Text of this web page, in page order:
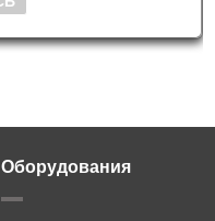
Оборудования